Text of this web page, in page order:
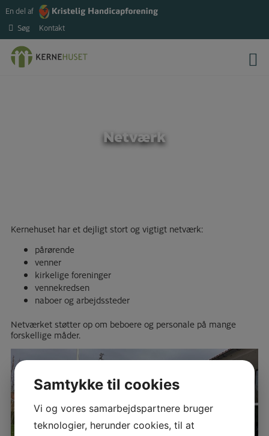
Hop
indholdet
En del af
Søg
Kontakt
Netværk
Kernehuset har et dejligt stort og vigtigt netværk:
pårørende
venner
kirkelige foreninger
vennekredsen
naboer og arbejdssteder
Netværket støtter op om beboere og personale på mange
forskellige måder.
Samtykke til cookies
Vi og vores samarbejdspartnere bruger
teknologier, herunder cookies, til at